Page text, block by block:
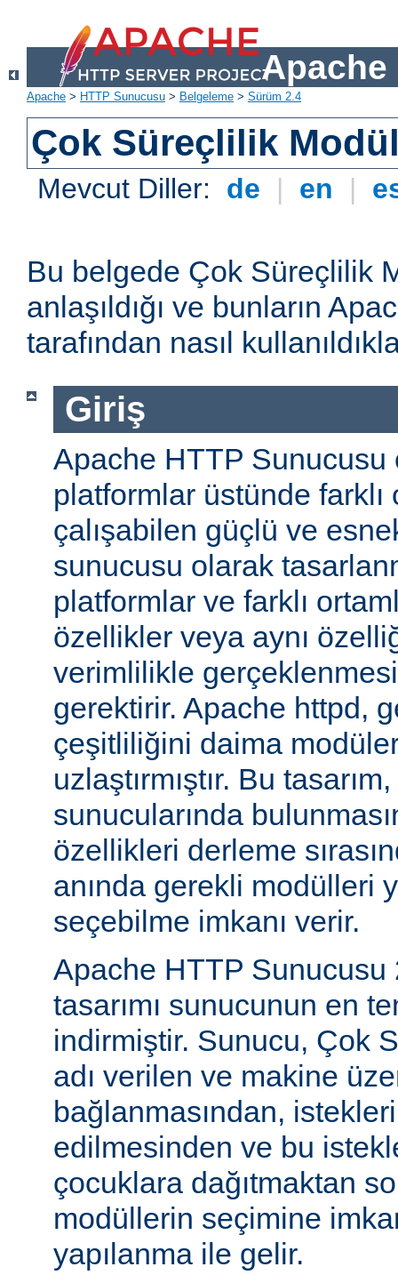
Apache
Apache > HTTP Sunucusu > Belgeleme > Sürüm 2.4
Çok Süreçlilik
Mevcut Diller: de | en |
Bu belgede Çok Süreçlilik
anlaşıldığı ve bunların
tarafından nasıl
Giriş
Apache HTTP Sunucusu
platformlar üstünde farklı
çalışabilen güçlü ve
sunucusu olarak
platformlar ve farklı
özellikler veya aynı
verimlilikle
gerektirir. Apache httpd,
çeşitliliğini daima
uzlaştırmıştır. Bu
sunucularında
özellikleri derleme
anında gerekli modülleri
seçebilme imkanı verir.
Apache HTTP Sunucusu
tasarımı sunucunun en
indirmiştir. Sunucu, Çok
adı verilen ve makine
bağlanmasından,
edilmesinden ve bu
çocuklara dağıtmaktan
modüllerin seçimine
yapılanma ile gelir.